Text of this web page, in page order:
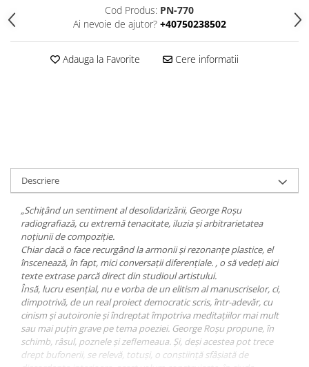
Cod Produs: PN-770
Ai nevoie de ajutor? +40750238502
Adauga la Favorite Cere informatii
Descriere
„Schiţând un sentiment al desolidarizării, George Roşu
radiografiază, cu extremă tenacitate, iluzia și arbitrarietatea
noțiunii decompoziție.
Chiar dacă o face recurgând la armonii și rezonanțe plastice, el
înscenează, în fapt, mici conversaţii diferenţiale. , o să vedeți aici
texte extrase parcă direct din studioul artistului.
Însă, lucru esențial, nu e vorba de un elitism al manuscriselor, ci,
dimpotrivă, de un real proiect democratic scris, într-adevăr, cu
cinism şi autoironie şi îndreptat împotriva meditațiilor mai mult
sau mai puțin grave pe tema poeziei. George Roşu propune, în
schimb, râsul, poznele şi zeflemeaua. Și, deși acestea pot trece
drept bufonerii, se relevă, totuși, o conștiință sfâşiată de